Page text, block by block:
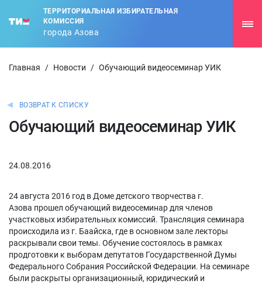
ТЕРРИТОРИАЛЬНАЯ ИЗБИРАТЕЛЬНАЯ
КОМИССИЯ
города Азова
Главная / Новости / Обучающий видеосеминар УИК
ВОЗВРАТ К СПИСКУ
Обучающий видеосеминар УИК
24.08.2016
24 августа 2016 год в Доме детского творчества г.
Азова прошел обучающий видеосеминар для членов
участковых избирательных комиссий. Трансляция семинара
происходила из г. Баайска, где в основном зале лекторы
раскрывали свои темы. Обучение состоялось в рамках
продготовки к выборам депутатов Государственной Думы
Федерального Собрания Российской Федерации. На семинаре
были раскрыты организационный, юридический и